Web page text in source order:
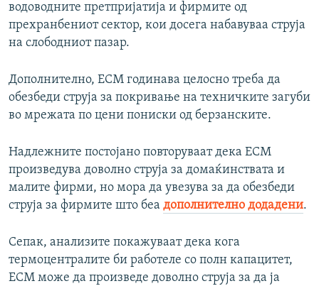
водоводните претпријатија и фирмите од
прехранбениот сектор, кои досега набавуваа струја
на слободниот пазар.
Дополнително, ЕСМ годинава целосно треба да
обезбеди струја за покривање на техничките загуби
во мрежата по цени пониски од берзанските.
Надлежните постојано повторуваат дека ЕСМ
произведува доволно струја за домаќинствата и
малите фирми, но мора да увезува за да обезбеди
струја за фирмите што беа дополнително додадени.
Сепак, анализите покажуваат дека кога
термоцентралите би работеле со полн капацитет,
ЕСМ може да произведе доволно струја за да ја